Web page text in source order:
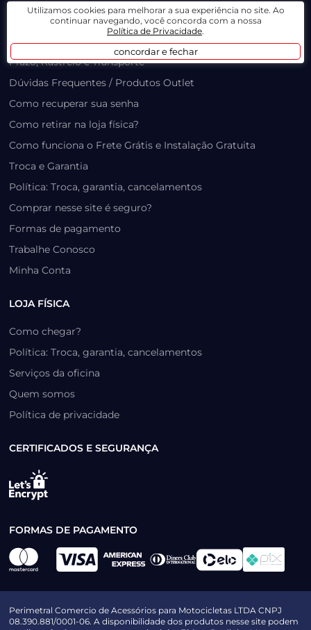
LOJA VIRTUAL
Lista de Desejos
Prazo, Rastreio e Transporte
Dúvidas Frequentes / Produtos Outlet
Como recuperar sua senha
Como retirar na loja física?
Como funciona o Frete Grátis e Instalação Gratuita
Troca e Garantia
Política: Troca, garantia, cancelamentos
Comprar nesse site é seguro?
Formas de pagamento
Trabalhe Conosco
Minha Conta
LOJA FÍSICA
Como chegar?
Política: Troca, garantia, cancelamentos
Serviços da oficina
Quem somos
Política de privacidade
CERTIFICADOS E SEGURANÇA
FORMAS DE PAGAMENTO
Perimetral Comercio de Acessórios para Motocicletas LTDA CNPJ
08.390.881/0001-06. A disponibilidade dos produtos nesse site podem
Utilizamos cookies para melhorar a sua experiência no site. Ao
continuar navegando, você concorda com a nossa
Política de Privacidade.
concordar e fechar